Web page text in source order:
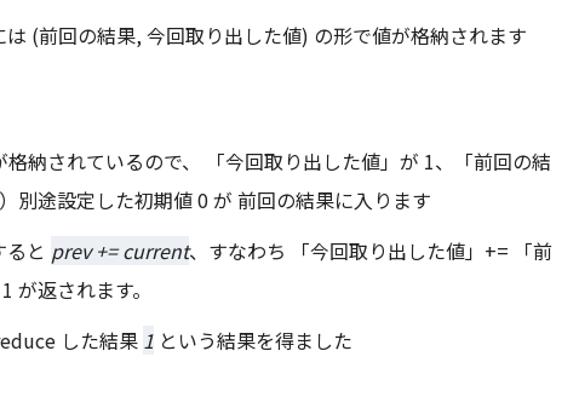
(前回の結果, 今回取り出した値) の形で値が格納されます
格納されているので、 「今回取り出した値」が 1、「前回の結
別途設定した初期値 0 が 前回の結果に入ります
と prev += current、すなわち 「今回取り出した値」+= 「前
が返されます。
した結果 1という結果を得ました